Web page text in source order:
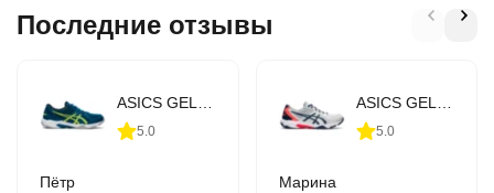
Последние отзывы
ASICS GEL-Rocket 10 (1071A054-403)
5.0
Пётр
ASICS GEL-Rocket 10 (1071A054-960)
5.0
Марина